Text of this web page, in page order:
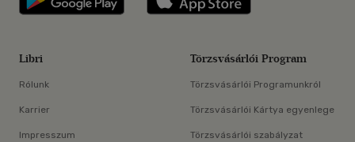
Libri
Rólunk
Karrier
Impresszum
Törzsvásárlói Program
Törzsvásárlói Programunkról
Törzsvásárlói Kártya egyenlege
Törzsvásárlói szabályzat